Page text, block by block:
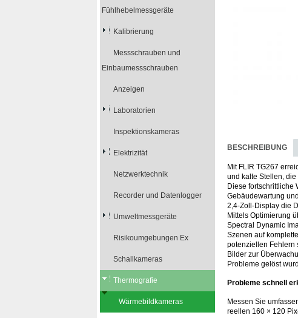
Fühlhebelmessgeräte
Kalibrierung
Messschrauben und
Einbaumessschrauben
Anzeigen
Laboratorien
Inspektionskameras
Elektrizität
Netzwerktechnik
Recorder und Datenlogger
Umweltmessgeräte
Risikoumgebungen Ex
Schallkameras
Thermografie
Wärmebildkameras
BESCHREIBUNG
Mit FLIR TG267
und kalte Stellen,
Diese fortschrittliche
Gebäudewartung
2,4-Zoll-Display die
Mittels Optimierung
Spectral Dynamic
Szenen auf
potenziellen Fehlern
Bilder zur
Probleme gelöst
Probleme schnell
Messen Sie
reellen 160 × 120